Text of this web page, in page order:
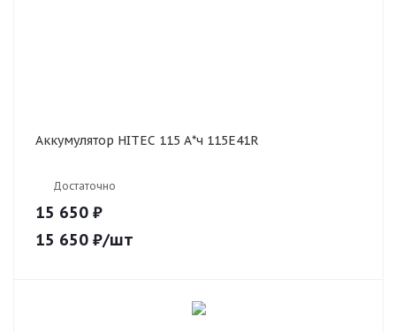
Аккумулятор HITEC 115 А*ч 115E41R
Достаточно
15 650 ₽
15 650 ₽/шт